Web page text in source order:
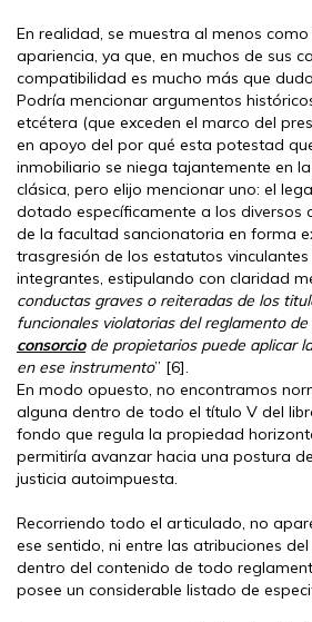
En realidad, se muestra al menos
apariencia, ya que, en muchos de sus
compatibilidad es mucho más que
Podría mencionar argumentos
etcétera (que exceden el marco del
en apoyo del por qué esta potestad
inmobiliario se niega tajantemente en
clásica, pero elijo mencionar uno: el
dotado específicamente a los diversos
de la facultad sancionatoria en forma
trasgresión de los estatutos
integrantes, estipulando con claridad
conductas graves o reiteradas de los
funcionales violatorias del reglamento
consorciode propietarios puede aplicar
en ese instrumento” [6].
En modo opuesto, no encontramos
alguna dentro de todo el título V del
fondo que regula la propiedad
permitiría avanzar hacia una postura
justicia autoimpuesta.
Recorriendo todo el articulado, no
ese sentido, ni entre las atribuciones
dentro del contenido de todo
posee un considerable listado de